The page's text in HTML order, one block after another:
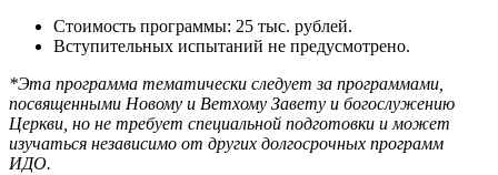
Стоимость программы: 25 тыс. рублей.
Вступительных испытаний не предусмотрено.
*Эта программа тематически следует за программами,
посвященными Новому и Ветхому Завету и богослужению
Церкви, но не требует специальной подготовки и может
изучаться независимо от других долгосрочных программ
ИДО.